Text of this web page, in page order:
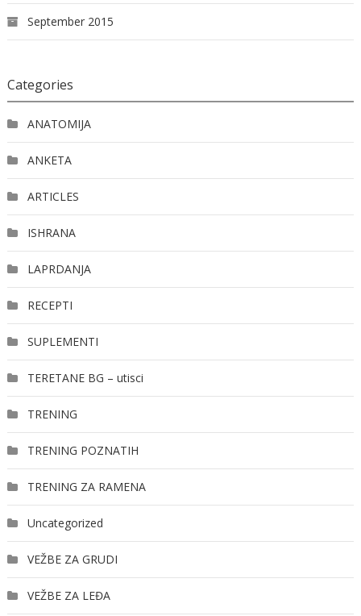
September 2015
Categories
ANATOMIJA
ANKETA
ARTICLES
ISHRANA
LAPRDANJA
RECEPTI
SUPLEMENTI
TERETANE BG – utisci
TRENING
TRENING POZNATIH
TRENING ZA RAMENA
Uncategorized
VEŽBE ZA GRUDI
VEŽBE ZA LEĐA